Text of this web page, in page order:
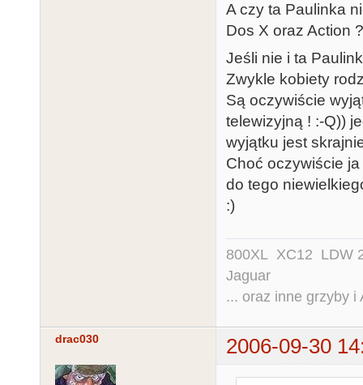
A czy ta Paulinka
Dos X oraz Action
Jeśli nie i ta
Zwykle kobiety
Są oczywiście
telewizyjną ! :-Q))
wyjątku jest
Choć oczywiście
do tego
:)
800XL XC12 LDW
Jaguar
... oraz inne grzyby i
drac030 2006-09-30